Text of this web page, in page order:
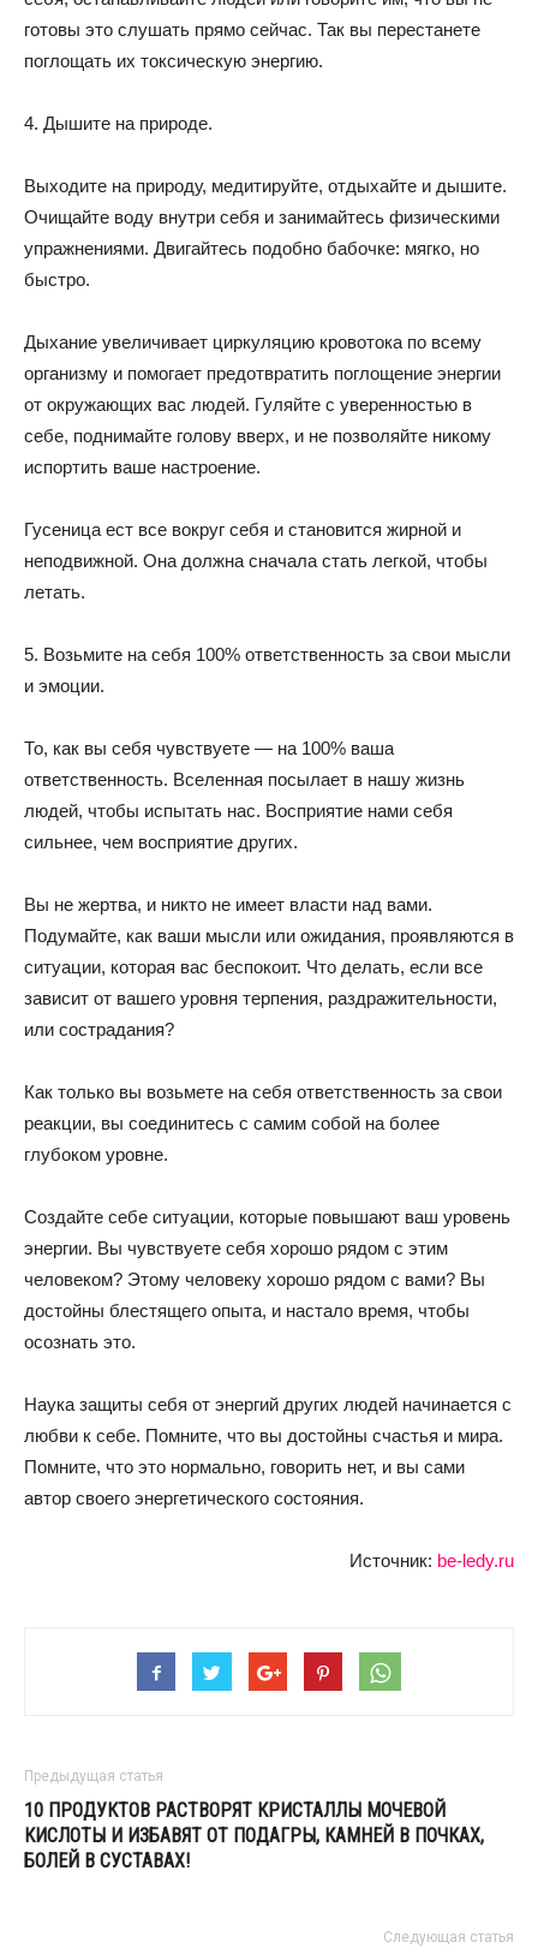
готовы это слушать прямо сейчас. Так вы перестанете
поглощать их токсическую энергию.
4. Дышите на природе.
Выходите на природу, медитируйте, отдыхайте и дышите.
Очищайте воду внутри себя и занимайтесь физическими
упражнениями. Двигайтесь подобно бабочке: мягко, но
быстро.
Дыхание увеличивает циркуляцию кровотока по всему
организму и помогает предотвратить поглощение энергии
от окружающих вас людей. Гуляйте с уверенностью в
себе, поднимайте голову вверх, и не позволяйте никому
испортить ваше настроение.
Гусеница ест все вокруг себя и становится жирной и
неподвижной. Она должна сначала стать легкой, чтобы
летать.
5. Возьмите на себя 100% ответственность за свои мысли
и эмоции.
То, как вы себя чувствуете — на 100% ваша
ответственность. Вселенная посылает в нашу жизнь
людей, чтобы испытать нас. Восприятие нами себя
сильнее, чем восприятие других.
Вы не жертва, и никто не имеет власти над вами.
Подумайте, как ваши мысли или ожидания, проявляются в
ситуации, которая вас беспокоит. Что делать, если все
зависит от вашего уровня терпения, раздражительности,
или сострадания?
Как только вы возьмете на себя ответственность за свои
реакции, вы соединитесь с самим собой на более
глубоком уровне.
Создайте себе ситуации, которые повышают ваш уровень
энергии. Вы чувствуете себя хорошо рядом с этим
человеком? Этому человеку хорошо рядом с вами? Вы
достойны блестящего опыта, и настало время, чтобы
осознать это.
Наука защиты себя от энергий других людей начинается с
любви к себе. Помните, что вы достойны счастья и мира.
Помните, что это нормально, говорить нет, и вы сами
автор своего энергетического состояния.
Источник: be-ledy.ru
Предыдущая статья
10 ПРОДУКТОВ РАСТВОРЯТ КРИСТАЛЛЫ МОЧЕВОЙ
КИСЛОТЫ И ИЗБАВЯТ ОТ ПОДАГРЫ, КАМНЕЙ В ПОЧКАХ,
БОЛЕЙ В СУСТАВАХ!
Следующая статья